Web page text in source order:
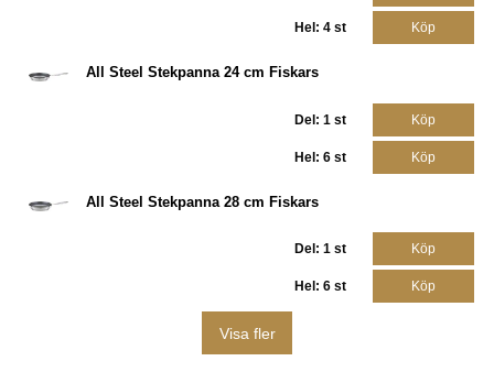
Hel: 4 st Köp
All Steel Stekpanna 24 cm Fiskars
Del: 1 st Köp
Hel: 6 st Köp
All Steel Stekpanna 28 cm Fiskars
Del: 1 st Köp
Hel: 6 st Köp
Visa fler